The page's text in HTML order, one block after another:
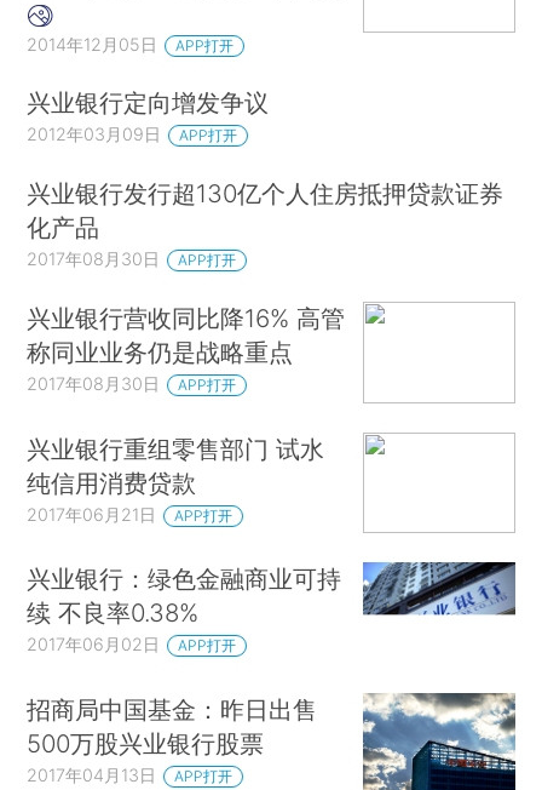
2014年12月05日 APP打开
兴业银行定向增发争议
2012年03月09日 APP打开
兴业银行发行超130亿个人住房抵押贷款证券
化产品
2017年08月30日 APP打开
兴业银行营收同比降16% 高管
称同业业务仍是战略重点
2017年08月30日 APP打开
兴业银行重组零售部门 试水
纯信用消费贷款
2017年06月21日 APP打开
兴业银行：绿色金融商业可持
续 不良率0.38%
2017年06月02日 APP打开
招商局中国基金：昨日出售
500万股兴业银行股票
2017年04月13日 APP打开